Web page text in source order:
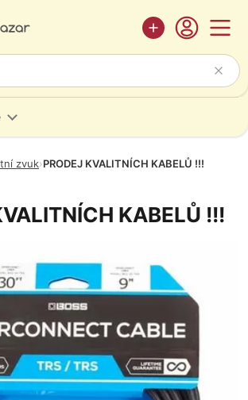
zvuk›PRODEJ KVALITNÍCH KABELŮ !!!
KABELŮ !!!